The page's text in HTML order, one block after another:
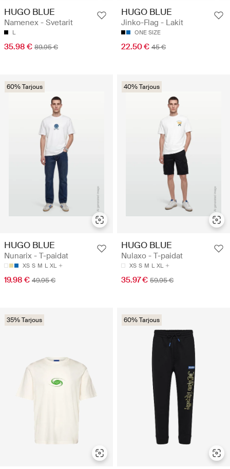
HUGO BLUE
Namenex - Svetarit
L
35.98 € 89.95 €
HUGO BLUE
Jinko-Flag - Lakit
ONE SIZE
22.50 € 45 €
60% Tarjous
HUGO BLUE
Nunarix - T-paidat
XS S M L XL
19.98 € 49.95 €
40% Tarjous
HUGO BLUE
Nulaxo - T-paidat
XS S M L XL
35.97 € 59.95 €
35% Tarjous 60% Tarjous